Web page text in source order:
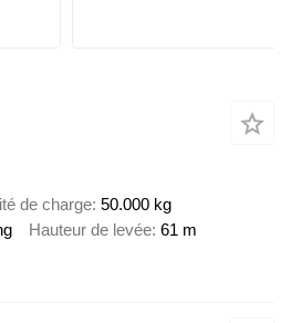
de charge 50.000 kg
Hauteur de levée 61 m